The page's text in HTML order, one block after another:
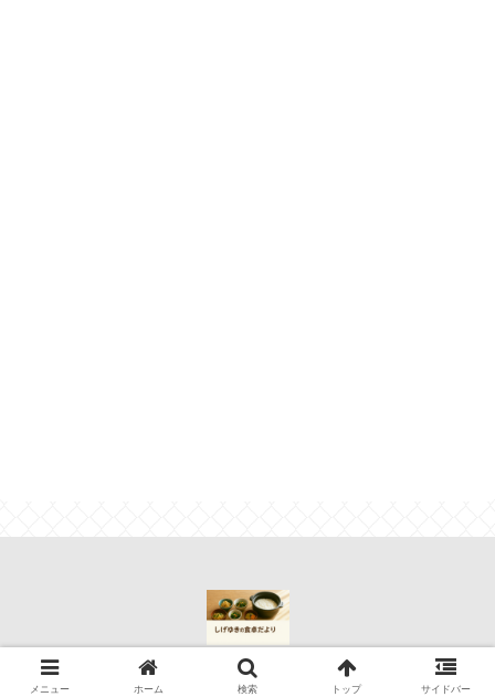
© 2022 しげゆきの食卓だより.
メニュー ホーム 検索 トップ サイドバー